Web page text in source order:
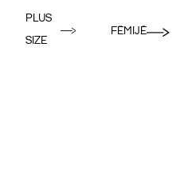
PLUS
SIZE
FËMIJË